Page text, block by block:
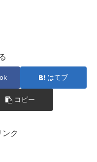
はてブ
コピー
ンク